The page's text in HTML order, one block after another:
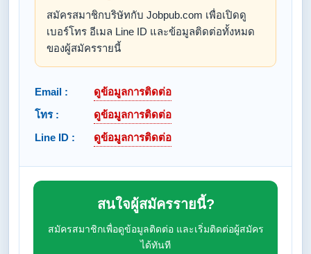
สมัครสมาชิกบริษัทกับ Jobpub.com เพื่อเปิดดู
เบอร์โทร อีเมล Line ID และข้อมูลติดต่อทั้งหมด
ของผู้สมัครรายนี้
Email :
ดูข้อมูลการติดต่อ
โทร :
ดูข้อมูลการติดต่อ
Line ID :
ดูข้อมูลการติดต่อ
สนใจผู้สมัครรายนี้?
สมัครสมาชิกเพื่อดูข้อมูลติดต่อ และเริ่มติดต่อผู้สมัคร
ได้ทันที